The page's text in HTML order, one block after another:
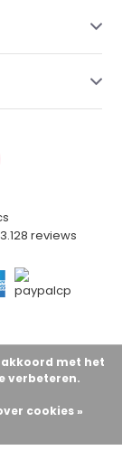
reviews
akkoord met het
verbeteren.
cookies »